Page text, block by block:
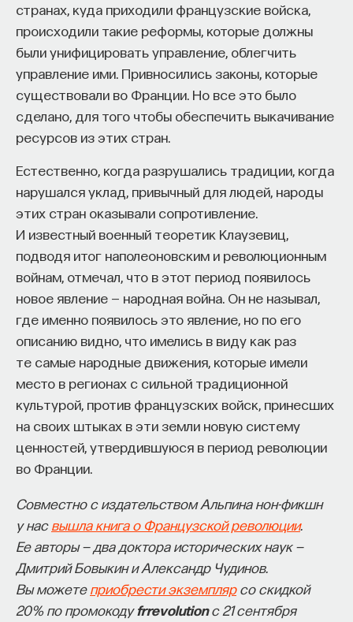
странах, куда приходили французские войска,
происходили такие реформы, которые должны
были унифицировать управление, облегчить
управление ими. Привносились законы, которые
существовали во Франции. Но все это было
сделано, для того чтобы обеспечить выкачивание
ресурсов из этих стран.
Естественно, когда разрушались традиции, когда
нарушался уклад, привычный для людей, народы
этих стран оказывали сопротивление.
И известный военный теоретик Клаузевиц,
подводя итог наполеоновским и революционным
войнам, отмечал, что в этот период появилось
новое явление — народная война. Он не называл,
где именно появилось это явление, но по его
описанию видно, что имелись в виду как раз
те самые народные движения, которые имели
место в регионах с сильной традиционной
культурой, против французских войск, принесших
на своих штыках в эти земли новую систему
ценностей, утвердившуюся в период революции
во Франции.
Совместно с издательством Альпина нон-фикшн
у насвышла книга о Французской революции.
Ее авторы — два доктора исторических наук —
Дмитрий Бовыкин и Александр Чудинов.
Вы можетеприобрести экземплярсо скидкой
20% по промокодуfrrevolutionс 21 сентября